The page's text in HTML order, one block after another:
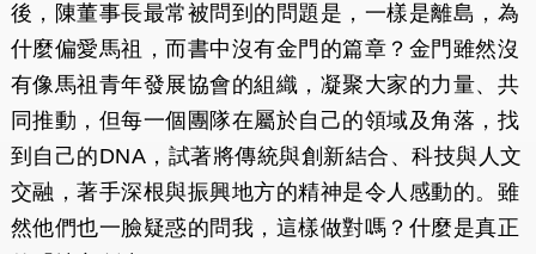
後，陳董事長最常被問到的問題是，一樣是離島，為
什麼偏愛馬祖，而書中沒有金門的篇章？金門雖然沒
有像馬祖青年發展協會的組織，凝聚大家的力量、共
同推動，但每一個團隊在屬於自己的領域及角落，找
到自己的DNA，試著將傳統與創新結合、科技與人文
交融，著手深根與振興地方的精神是令人感動的。雖
然他們也一臉疑惑的問我，這樣做對嗎？什麼是真正